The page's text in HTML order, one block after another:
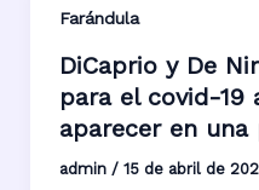
Farándula
DiCaprio y De
para el covid-19
aparecer en una
admin / 15 de abril de